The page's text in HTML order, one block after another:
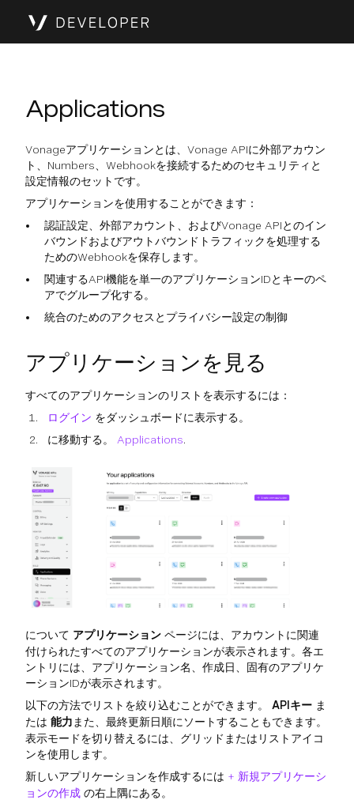
Applications
Vonageアプリケーションとは、Vonage APIに外部アカウン
ト、Numbers、Webhookを接続するためのセキュリティと
設定情報のセットです。
アプリケーションを使用することができます：
認証設定、外部アカウント、およびVonage APIとのイン
バウンドおよびアウトバウンドトラフィックを処理する
ためのWebhookを保存します。
関連するAPI機能を単一のアプリケーションIDとキーのペ
アでグループ化する。
統合のためのアクセスとプライバシー設定の制御
アプリケーションを見る
すべてのアプリケーションのリストを表示するには：
ログイン をダッシュボードに表示する。
に移動する。 Applications.
について アプリケーション ページには、アカウントに関連
付けられたすべてのアプリケーションが表示されます。各エ
ントリには、アプリケーション名、作成日、固有のアプリケ
ーションIDが表示されます。
以下の方法でリストを絞り込むことができます。 APIキー ま
たは 能力 また、最終更新日順にソートすることもできます。
表示モードを切り替えるには、グリッドまたはリストアイコ
ンを使用します。
新しいアプリケーションを作成するには + 新規アプリケーシ
ョンの作成 の右上隅にある。